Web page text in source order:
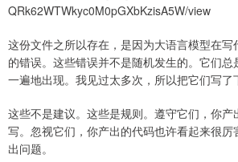
QRk62WTWkyc0M0pGXbKzisA5W/view
这份文件之所以存在，是因为大语言模型在写
的错误。这些错误并不是随机发生的。它们总
一遍地出现。我见过太多次，所以把它们写了
这些不是建议。这些是规则。遵守它们，你
写。忽视它们，你产出的代码也许看起来很厉
出问题。